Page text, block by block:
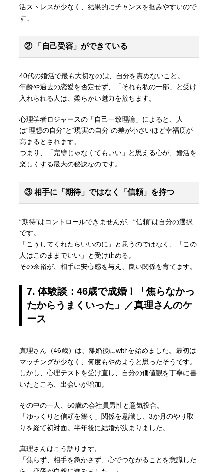
活ストレスが少なく、結果的にチャンスを掴みやすいので
す。
② 「自己受容」ができている
40代の婚活で最も大切なのは、自分を責めないこと。
年齢や過去の恋愛を否定せず、「それも私の一部」と受け
入れられる人は、柔らかい魅力を放ちます。
心理学者ロジャースの「自己一致理論」によると、人
は“理想の自分”と“現実の自分”の差が小さいほど幸福度が
高まるとされます。
つまり、「完璧じゃなくてもいい」と思える心が、婚活を
楽しくする最大の秘訣なのです。
③ 相手に「期待」ではなく「信頼」を持つ
“期待”はコントロールできませんが、“信頼”は自分の選択
です。
「こうしてくれたらいいのに」と思うのではなく、「この
人はこのままでいい」と受け止める。
その余裕が、相手に安心感を与え、良い関係を育てます。
7. 体験談：46歳で成婚！「焦らなかっ
たからうまくいった」／真理さんのケ
ース
真理さん（46歳）は、離婚後にwithを始めました。最初は
マッチングが少なく、何度もやめようと思ったそうです。
しかし、心理テストを受け直し、自分の価値観を丁寧に書
いたところ、出会いが増加。
その中の一人、50歳の会社員男性と意気投合。
「ゆっくりと信頼を築く」関係を意識し、3か月のやり取
りを経て初対面。半年後に結婚が決まりました。
真理さんはこう語ります。
「焦らず、相手を急かさず、心でつながることを意識した